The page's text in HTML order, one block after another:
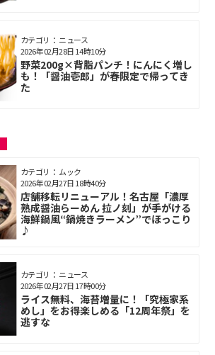
カテゴリ： ニュース
野菜200g×背脂パンチ！にんにく増し
も！「醤油壱郎」が春限定で帰ってき
た
2026年02月28日 14時10分
カテゴリ： ムック
店舗移転リニューアル！名古屋「濃厚
熟成醤油らーめん 拉ノ刻」が手がける
海鮮鍋風“鍋焼きラーメン”でほっこり
♪
2026年02月27日 18時40分
カテゴリ： ニュース
ライス無料、海苔増量に！「究極家系
めし」をお得楽しめる「12周年祭」を
逃すな
2026年02月27日 17時00分